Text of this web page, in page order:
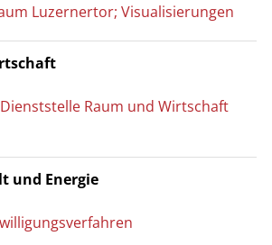
Luzernertor; Visualisierungen
Raum und Wirtschaft
und Energie